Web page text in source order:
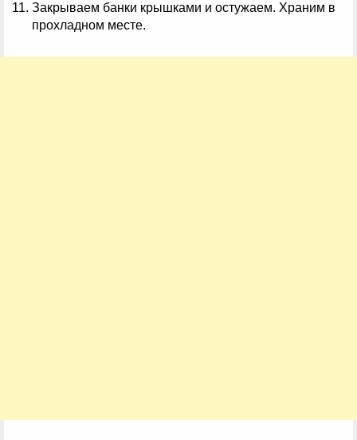
Закрываем банки крышками и остужаем. Храним в
прохладном месте.